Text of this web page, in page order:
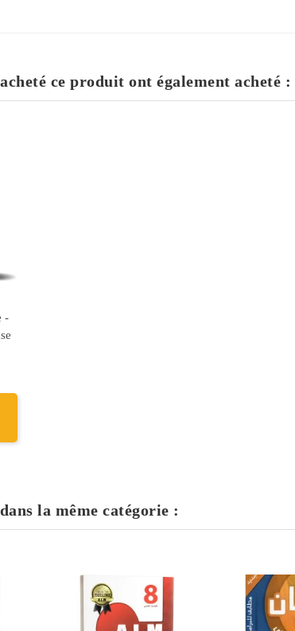
ce produit ont également acheté :
-
la même catégorie :